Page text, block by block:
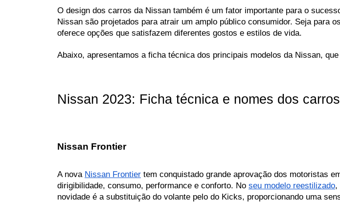
O design dos carros da Nissan também é um fator importante para o
Nissan são projetados para atrair um amplo público consumidor. Seja para
oferece opções que satisfazem diferentes gostos e estilos de vida.
Abaixo, apresentamos a ficha técnica dos principais modelos da Nissan,
Nissan 2023: Ficha técnica e nomes dos
Nissan Frontier
A nova Nissan Frontier tem conquistado grande aprovação dos motoristas
dirigibilidade, consumo, performance e conforto. No seu modelo reestilizado,
novidade é a substituição do volante pelo do Kicks, proporcionando uma